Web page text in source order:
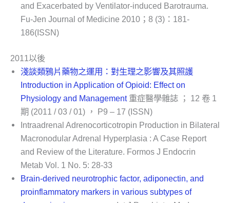
and Exacerbated by Ventilator-induced Barotrauma.
Fu-Jen Journal of Medicine 2010；8 (3)：181-
186(ISSN)
2011以後
淺談類鴉片藥物之運用：對生理之影響及其照護
Introduction in Application of Opioid: Effect on
Physiology and Management重症醫學雜誌 ； 12 卷 1
期 (2011 / 03 / 01) ， P9 – 17 (ISSN)
Intraadrenal Adrenocorticotropin Production in Bilateral
Macronodular Adrenal Hyperplasia : A Case Report
and Review of the Literature. Formos J Endocrin
Metab Vol. 1 No. 5: 28-33
Brain-derived neurotrophic factor, adiponectin, and
proinflammatory markers in various subtypes of